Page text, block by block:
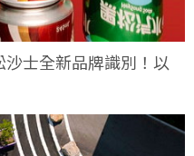
士全新品牌識別！以